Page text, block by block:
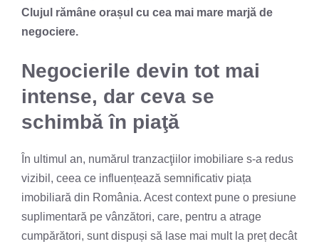
Clujul rămâne orașul cu cea mai mare marjă de
negociere.
Negocierile devin tot mai
intense, dar ceva se
schimbă în piaţă
În ultimul an, numărul tranzacţiilor imobiliare s-a redus
vizibil, ceea ce influențează semnificativ piața
imobiliară din România. Acest context pune o presiune
suplimentară pe vânzători, care, pentru a atrage
cumpărători, sunt dispuși să lase mai mult la preț decât